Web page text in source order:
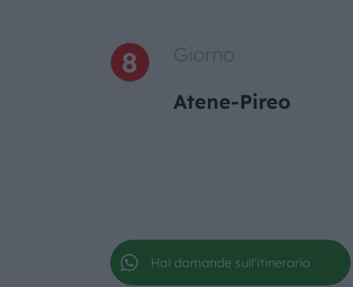
Atene-Pireo
Hai domande sull'itinerario